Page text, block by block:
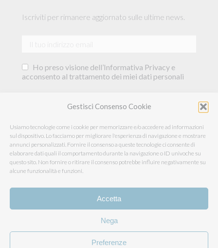
Gestisci Consenso Cookie
Usiamo tecnologie come i cookie per memorizzare e/o accedere ad informazioni
sul dispositivo. Lo facciamo per migliorare l'esperienza di navigazione e mostrare
annunci personalizzati. Fornire il consenso a queste tecnologie ci consente di
elaborare dati quali il comportamento durante la navigazione o ID univoche su
questo sito. Non fornire o ritirare il consenso potrebbe influire negativamente su
alcune funzionalità e funzioni.
Accetta
Nega
Preferenze
Iscriviti per rimanere aggiornato sulle ultime news.
Ho preso visione dell’Informativa Privacy e
acconsento al trattamento dei miei dati personali
Acconsento al trattamento dei miei dati per
sconti esclusivi.
Somaschini Lane S.r.l. - 22060 Carugo (Co) - via Garibaldi, 15 -
info@somaschinilane.com - tel. +39 031 761241 r.a. - fax +39